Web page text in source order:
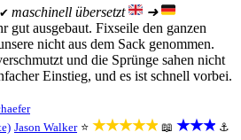
maschinell übersetzt
➜
gut ausgebaut. Fixseile den ganzen
nicht aus dem Sack genommen.
und die Sprünge sahen nicht
Einstieg, und es ist schnell vorbei.
Jason Walker ⭐ ★★★★★ 📖 ★★★ ⚓